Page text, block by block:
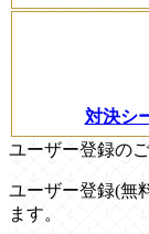
対決シ
ユーザー登録の
ユーザー登録(無
ます。